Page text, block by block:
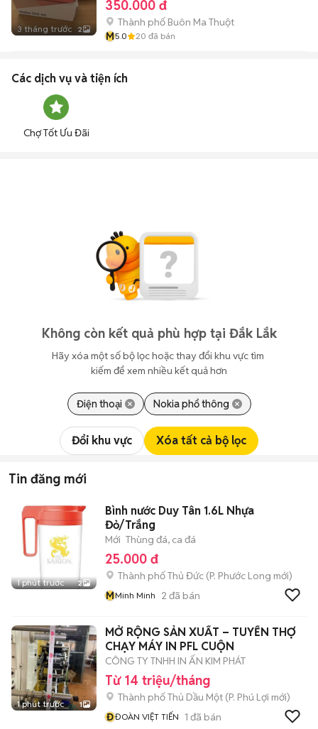
3 tháng trước 2
350.000 đ
Thành phố Buôn Ma Thuột
M5.0 20 đã bán
Các dịch vụ và tiện ích
Chợ Tốt Ưu Đãi
Không còn kết quả phù hợp tại Đắk Lắk
Hãy xóa một số bộ lọc hoặc thay đổi khu vực tìm
kiếm để xem nhiều kết quả hơn
Điện thoại Nokia phổ thông
Đổi khu vực Xóa tất cả bộ lọc
Tin đăng mới
1 phút trước 2
Bình nước Duy Tân 1.6L Nhựa
Đỏ/Trắng
Mới Thùng đá, ca đá
25.000 đ
Thành phố Thủ Đức (P. Phước Long mới)
MMinh Minh 2 đã bán
1 phút trước 1
MỞ RỘNG SẢN XUẤT – TUYỂN THỢ
CHẠY MÁY IN PFL CUỘN
CÔNG TY TNHH IN ẤN KIM PHÁT
Từ 14 triệu/tháng
Thành phố Thủ Dầu Một (P. Phú Lợi mới)
ĐĐOÀN VIỆT TIẾN 1 đã bán